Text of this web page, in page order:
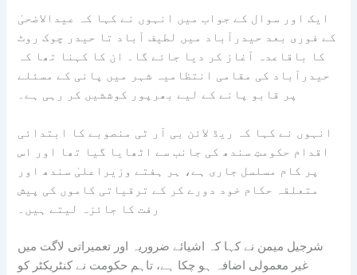
ایک اور سوال کے جواب میں انہوں نے کہا کہ عیدالاضحیٰ
کے فوری بعد حیدرآباد میں لطیف آباد تا حیدر چوک روٹ
کا باقاعدہ آغاز کر دیا جائے گا۔ ان کا کہنا تھا کہ
حیدرآباد کی مقامی انتظامیہ شہر میں پانی کے مسئلے
پر قابو پانے کے لیے بھرپور کوششیں کر رہی ہے۔
انہوں نے کہا کہ ریڈ لائن بی آر ٹی منصوبے کا ابتدائی
اقدام حکومتِ سندھ کی جانب سے اٹھایا گیا تھا اور اس
پر کام مسلسل جاری ہے، ہر ہفتے وزیراعلیٰ سندھ اور
متعلقہ حکام خود دورے کر کے ترقیاتی کاموں کی پیش
رفت کا جائزہ لیتے ہیں۔
شرجیل میمن نے کہا کہ اشیائے ضروریہ اور تعمیراتی لاگت میں
غیر معمولی اضافہ ہو چکا ہے، تاہم حکومت نے کنٹریکٹر کو